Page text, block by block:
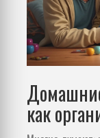
как